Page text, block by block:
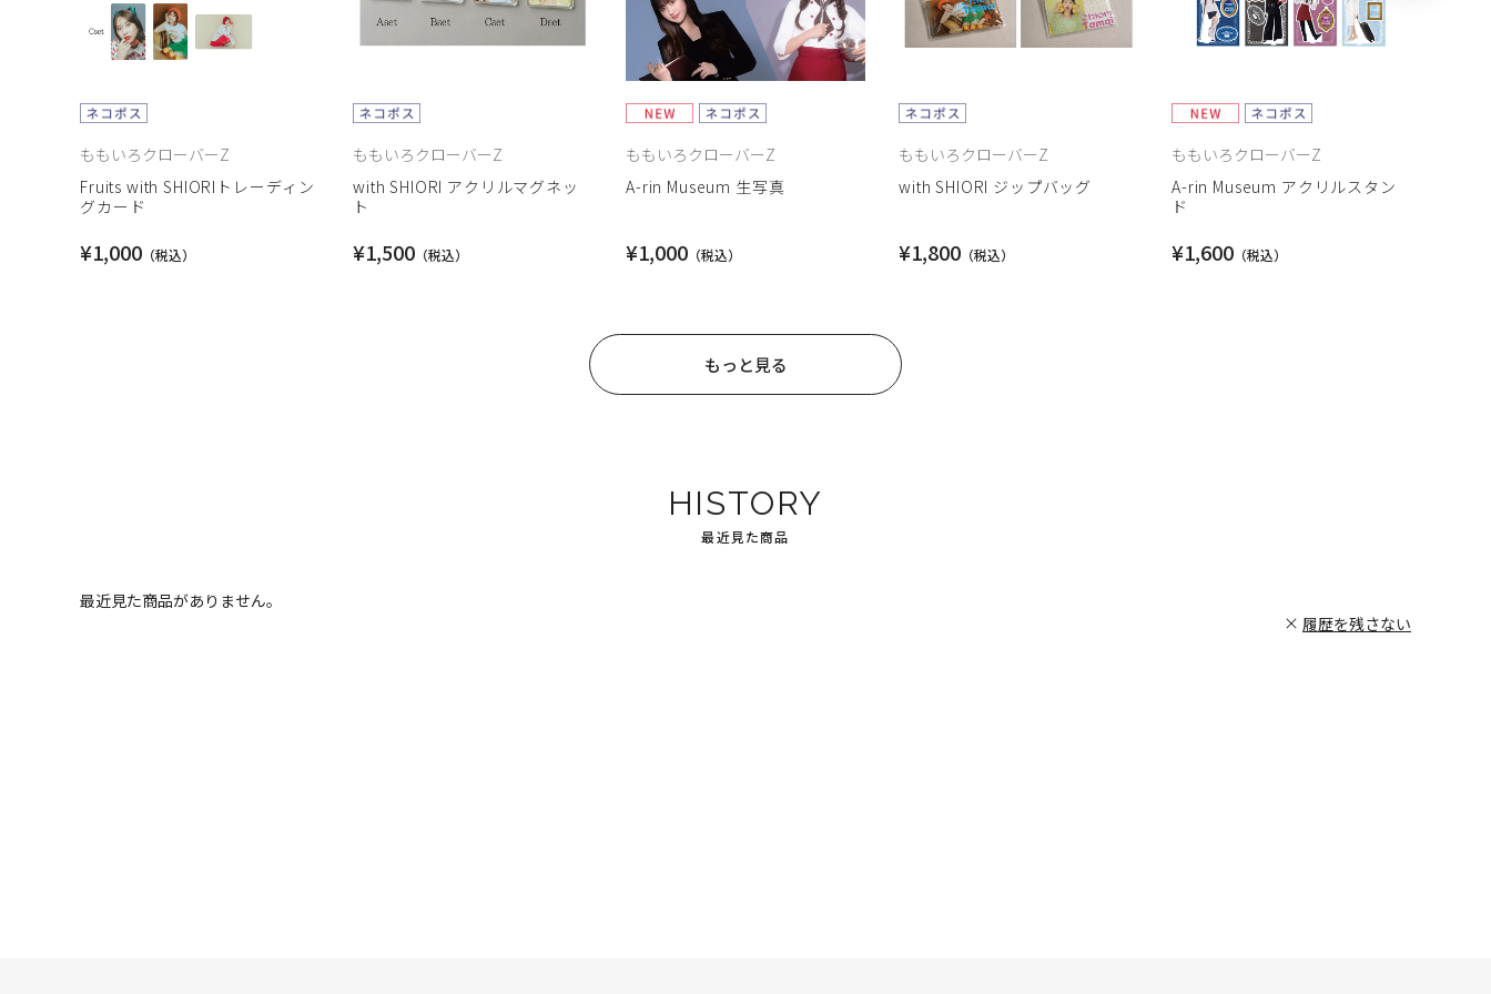
ももいろクローバーZ
Fruits with SHIORIトレーディン
グカード
¥1,000
ももいろクローバーZ
with SHIORI アクリルマグネッ
ト
¥1,500
ももいろクローバーZ
A-rin Museum 生写真
¥1,000
ももいろクローバーZ
with SHIORI ジップバッグ
¥1,800
ももいろクローバーZ
A-rin Museum アクリルスタン
ド
¥1,600
もっと見る
HISTORY
最近見た商品
最近見た商品がありません。
履歴を残さない